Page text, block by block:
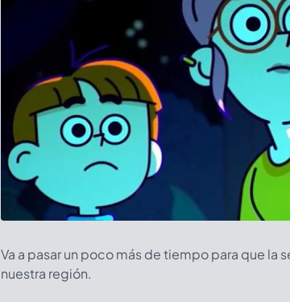
Va a pasar un poco más de tiempo para que la
nuestra región.